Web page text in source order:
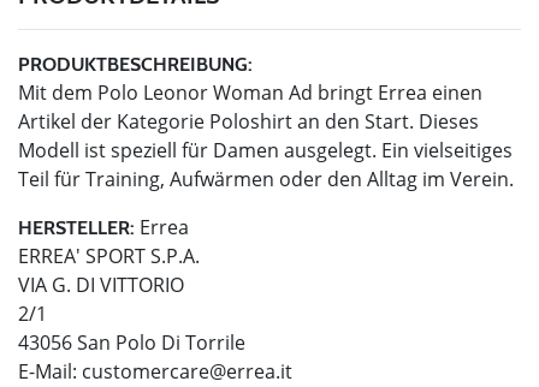
PRODUKTBESCHREIBUNG:
Mit dem Polo Leonor Woman Ad bringt Errea einen
Artikel der Kategorie Poloshirt an den Start. Dieses
Modell ist speziell für Damen ausgelegt. Ein vielseitiges
Teil für Training, Aufwärmen oder den Alltag im Verein.
HERSTELLER: Errea
ERREA' SPORT S.P.A.
VIA G. DI VITTORIO
2/1
43056 San Polo Di Torrile
E-Mail: customercare@errea.it